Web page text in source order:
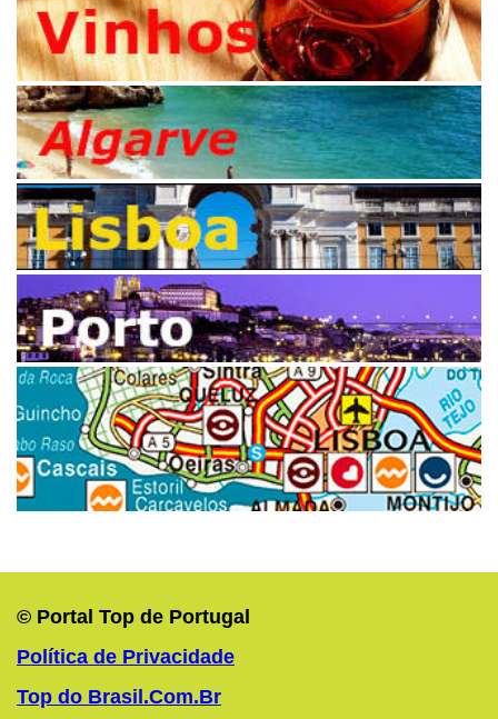
© Portal Top de Portugal
Política de Privacidade
Top do Brasil.Com.Br